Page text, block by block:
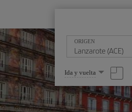
ORIGEN
Seleccione
una
opción
Ida y vuelta